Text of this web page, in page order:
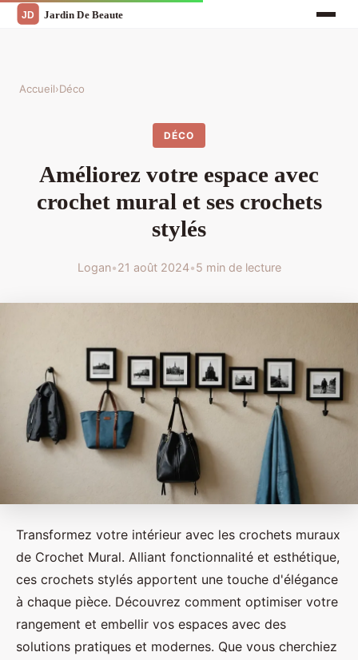
Accueil›Déco
DÉCO
Améliorez votre espace avec
crochet mural et ses crochets
stylés
Logan•21 août 2024•5 min de lecture
Transformez votre intérieur avec les crochets muraux
de Crochet Mural. Alliant fonctionnalité et esthétique,
ces crochets stylés apportent une touche d'élégance
à chaque pièce. Découvrez comment optimiser votre
rangement et embellir vos espaces avec des
solutions pratiques et modernes. Que vous cherchiez